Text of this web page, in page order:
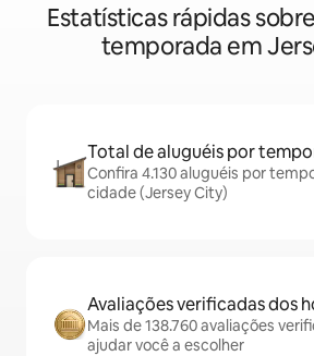
Estatísticas rápidas
temporada em
Total de aluguéis por
Confira 4.130 aluguéis por
cidade (Jersey City)
Avaliações verificadas dos
Mais de 138.760 avaliações
ajudar você a escolher